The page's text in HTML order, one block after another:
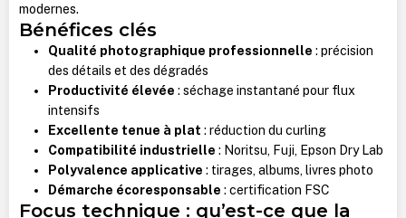
modernes.
Bénéfices clés
Qualité photographique professionnelle : précision
des détails et des dégradés
Productivité élevée : séchage instantané pour flux
intensifs
Excellente tenue à plat : réduction du curling
Compatibilité industrielle : Noritsu, Fuji, Epson Dry Lab
Polyvalence applicative : tirages, albums, livres photo
Démarche écoresponsable : certification FSC
Focus technique : qu’est-ce que la